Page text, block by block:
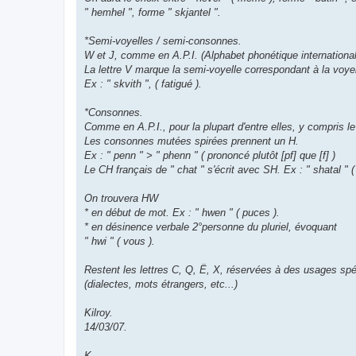
" hemhel ", forme " skjantel ".
*Semi-voyelles / semi-consonnes.
W et J, comme en A.P.I. (Alphabet phonétique
La lettre V marque la semi-voyelle correspondant à la
Ex : " skvith ", ( fatigué ).
*Consonnes.
Comme en A.P.I., pour la plupart d'entre elles, y compris
Les consonnes mutées spirées prennent un H.
Ex : " penn " > " phenn " ( prononcé plutôt [pf] que [f] )
Le CH français de " chat " s'écrit avec SH. Ex : " shatal "
On trouvera HW
* en début de mot. Ex : " hwen " ( puces ).
* en désinence verbale 2°personne du pluriel, évoquant
" hwi " ( vous ).
Restent les lettres C, Q, Ë, X, réservées à des usages
(dialectes, mots étrangers, etc...)
Kilroy.
14/03/07.